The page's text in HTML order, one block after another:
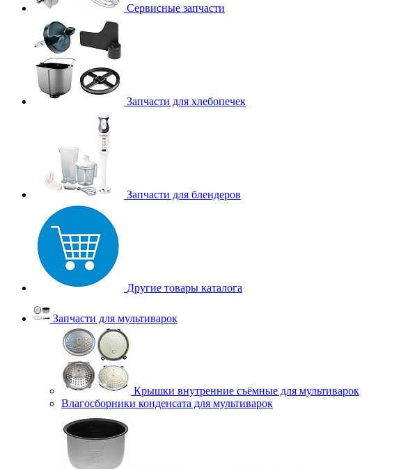
Сервисные запчасти
Запчасти для хлебопечек
Запчасти для блендеров
Другие товары каталога
Запчасти для мультиварок
Крышки внутренние съёмные для мультиварок
Влагосборники конденсата для мультиварок